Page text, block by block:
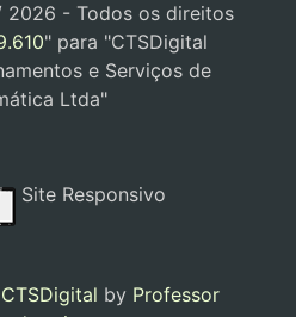
- Todos os direitos
" para "CTSDigital
e Serviços de
Ltda"
Site Responsivo
CTSDigital by Professor